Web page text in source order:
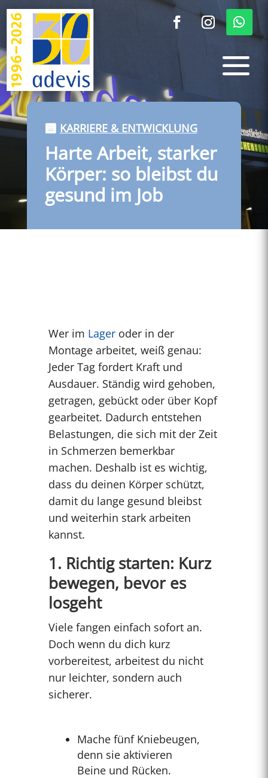
KARRIERE & ENTWICKLUNG
Harte Arbeit, starker
Körper: so bleibst du
gesund im Job
Wer im Lageroder in der
Montage arbeitet, weiß genau:
Jeder Tag fordert Kraft und
Ausdauer. Ständig wird gehoben,
getragen, gebückt oder über Kopf
gearbeitet. Dadurch entstehen
Belastungen, die sich mit der Zeit
in Schmerzen bemerkbar
machen. Deshalb ist es wichtig,
dass du deinen Körper schützt,
damit du lange gesund bleibst
und weiterhin stark arbeiten
kannst.
1. Richtig starten: Kurz
bewegen, bevor es
losgeht
Viele fangen einfach sofort an.
Doch wenn du dich kurz
vorbereitest, arbeitest du nicht
nur leichter, sondern auch
sicherer.
Mache fünf Kniebeugen,
denn sie aktivieren
Beine und Rücken.